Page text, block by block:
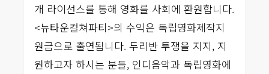
개 라이선스를 통해 영화를 사회에 환원합니다.
<뉴타운컬쳐파티>의 수익은 독립영화제작지
원금으로 출연됩니다. 두리반 투쟁을 지지, 지
원하고자 하시는 분들, 인디음악과 독립영화에